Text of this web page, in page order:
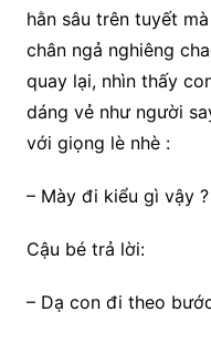
hằn sâu trên tuyết
chân ngả nghiêng
quay lại, nhìn thấy
dáng vẻ như người
với giọng lè nhè :
– Mày đi kiểu gì vậy ?
Cậu bé trả lời:
– Dạ con đi theo